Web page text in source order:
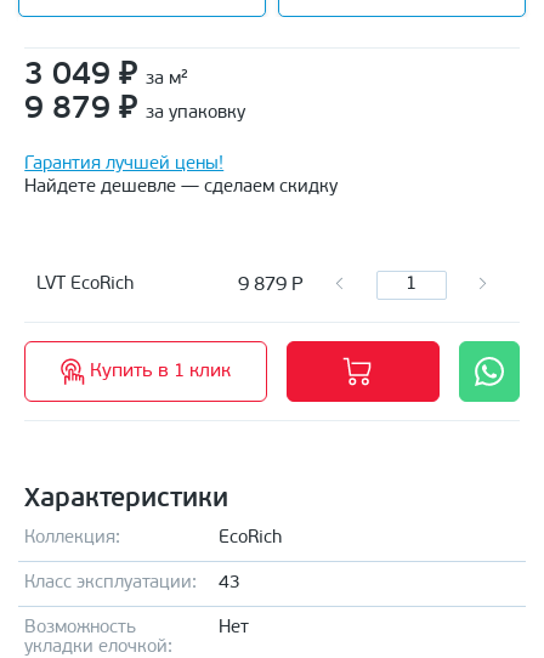
3 049 ₽ за м²
9 879 ₽ за упаковку
Гарантия лучшей цены!
Найдете дешевле — сделаем скидку
LVT EcoRich 9 879 Р
Купить в 1 клик
Характеристики
Коллекция: EcoRich
Класс эксплуатации: 43
Возможность
укладки елочкой:
Нет